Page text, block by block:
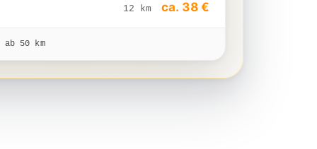
12 km ca. 38 €
50 km